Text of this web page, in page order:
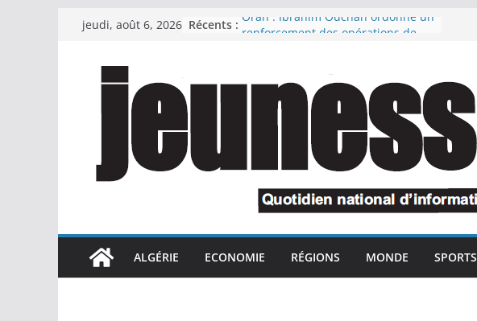
Passer
contenu
jeudi, août 6, 2026 Récents : Oran : Ibrahim Ouchan ordonne un
de plusieurs responsables
Le Premier ministre souligne
l’attachement du président de la
République à la relance des unités
industrielles confisquées dans le
cadre de la récupération des avoirs
détournés
Le président de la République
préside une cérémonie en
l’honneur des retraités de l’ANP,
des familles de martyrs du devoir
national et des invalides dans le
cadre de la lutte antiterroriste
Le chef du gouvernement marocain
ALGÉRIE ECONOMIE RÉGIONS MONDE SPORTS